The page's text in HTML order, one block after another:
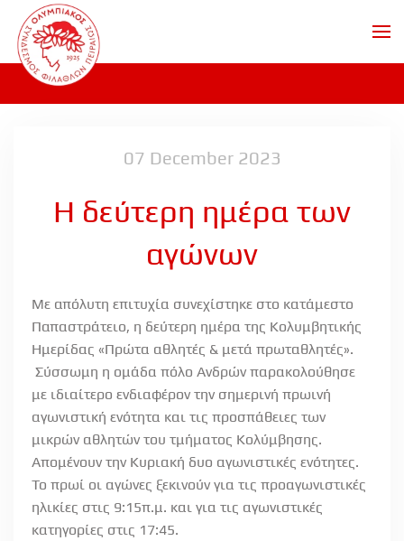
Skip to main content
07 December 2023
Η δεύτερη ημέρα των
αγώνων
Με απόλυτη επιτυχία συνεχίστηκε στο κατάμεστο
Παπαστράτειο, η δεύτερη ημέρα της Κολυμβητικής
Ημερίδας «Πρώτα αθλητές & μετά πρωταθλητές».
Σύσσωμη η ομάδα πόλο Ανδρών παρακολούθησε
με ιδιαίτερο ενδιαφέρον την σημερινή πρωινή
αγωνιστική ενότητα και τις προσπάθειες των
μικρών αθλητών του τμήματος Κολύμβησης.
Απομένουν την Κυριακή δυο αγωνιστικές ενότητες.
Το πρωί οι αγώνες ξεκινούν για τις προαγωνιστικές
ηλικίες στις 9:15π.μ. και για τις αγωνιστικές
κατηγορίες στις 17:45.